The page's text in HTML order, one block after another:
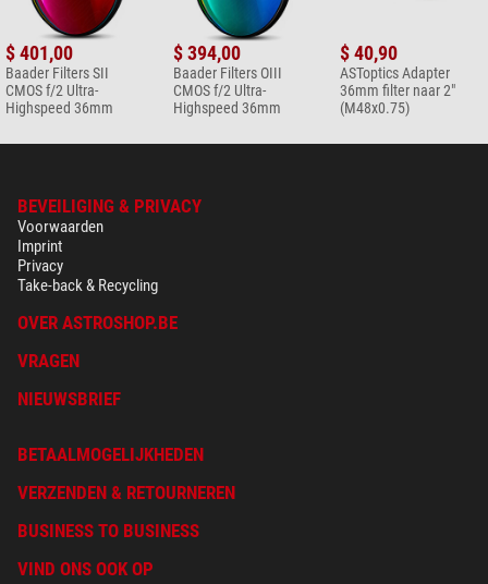
$ 401,00
Baader Filters SII
CMOS f/2 Ultra-
Highspeed 36mm
$ 394,00
Baader Filters OIII
CMOS f/2 Ultra-
Highspeed 36mm
$ 40,90
ASToptics Adapter
36mm filter naar 2"
(M48x0.75)
BEVEILIGING & PRIVACY
Voorwaarden
Imprint
Privacy
Take-back & Recycling
OVER ASTROSHOP.BE
VRAGEN
NIEUWSBRIEF
BETAALMOGELIJKHEDEN
VERZENDEN & RETOURNEREN
BUSINESS TO BUSINESS
VIND ONS OOK OP